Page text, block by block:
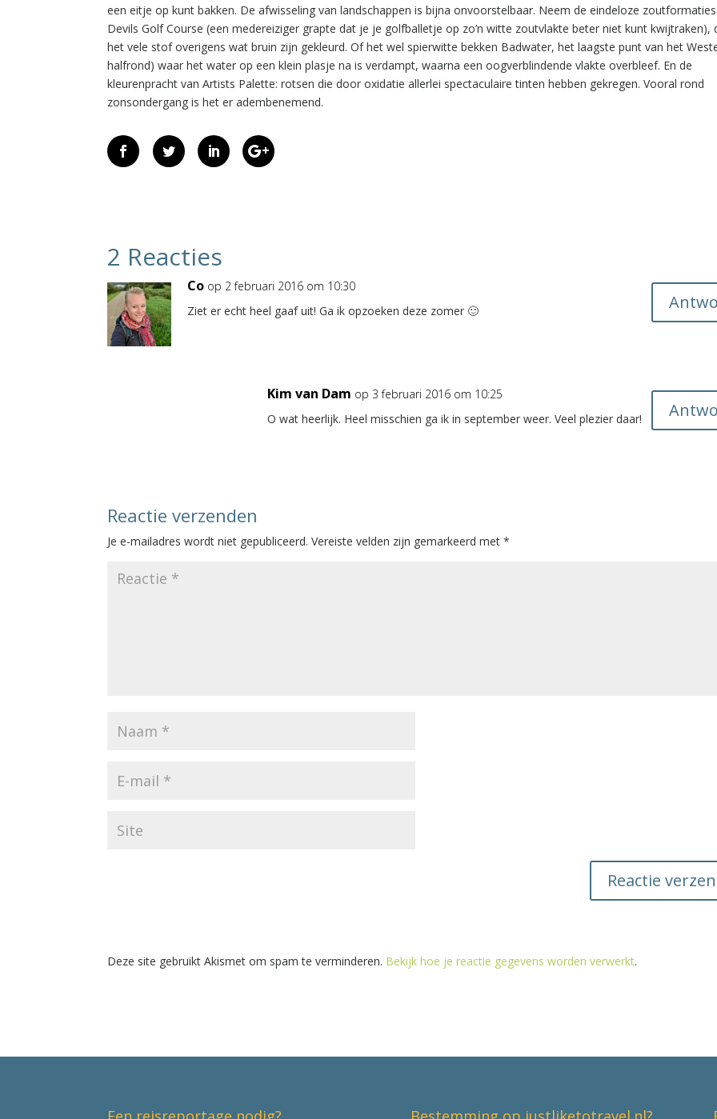
een eitje op kunt bakken. De afwisseling van landschappen is bijna onvoorstelbaar. Neem de eindeloze
Devils Golf Course (een medereiziger grapte dat je je golfballetje op zo’n witte zoutvlakte beter niet kunt kwijtraken),
het vele stof overigens wat bruin zijn gekleurd. Of het wel spierwitte bekken Badwater, het laagste punt van het
halfrond) waar het water op een klein plasje na is verdampt, waarna een oogverblindende vlakte overbleef. En de
kleurenpracht van Artists Palette: rotsen die door oxidatie allerlei spectaculaire tinten hebben gekregen. Vooral rond
zonsondergang is het er adembenemend.
2 Reacties
Co op 2 februari 2016 om 10:30
Ziet er echt heel gaaf uit! Ga ik opzoeken deze zomer 🙂
Kim van Dam op 3 februari 2016 om 10:25
O wat heerlijk. Heel misschien ga ik in september weer. Veel plezier daar!
Reactie verzenden
Je e-mailadres wordt niet gepubliceerd. Vereiste velden zijn gemarkeerd met*
Deze site gebruikt Akismet om spam te verminderen. Bekijk hoe je reactie gegevens worden verwerkt.